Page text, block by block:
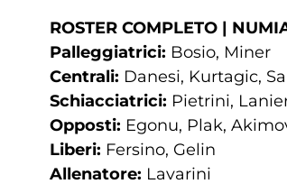
ROSTER COMPLETO |
Palleggiatrici: Bosio, Miner
Centrali: Danesi, Kurtagic,
Schiacciatrici: Pietrini,
Opposti: Egonu, Plak,
Liberi: Fersino, Gelin
Allenatore: Lavarini